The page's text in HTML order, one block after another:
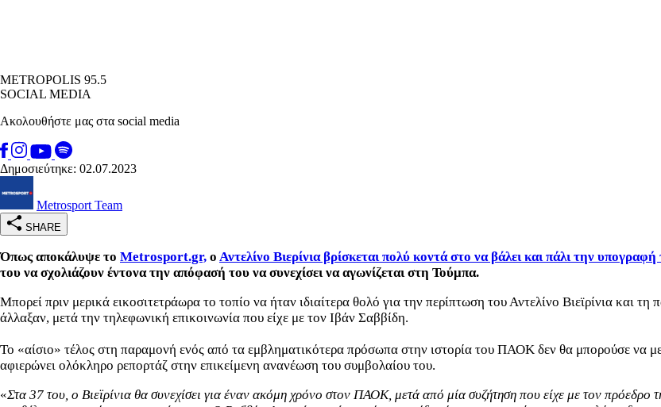
METROPOLIS 95.5
SOCIAL MEDIA
Ακολουθήστε μας στα social media
Δημοσιεύτηκε: 02.07.2023
Metrosport Team
SHARE
Όπως αποκάλυψε το Metrosport.gr, ο Αντελίνο Βιερίνια βρίσκεται πολύ κοντά στο να βάλει και πάλι την
του να σχολιάζουν έντονα την απόφασή του να συνεχίσει να αγωνίζεται στη Τούμπα.
Μπορεί πριν μερικά εικοσιτετράωρα το τοπίο να ήταν ιδιαίτερα θολό για την περίπτωση του Αντελίνο Βιεϊρίνια
άλλαξαν, μετά την τηλεφωνική επικοινωνία που είχε με τον Ιβάν Σαββίδη.
Το «αίσιο» τέλος στη παραμονή ενός από τα εμβληματικότερα πρόσωπα στην ιστορία του ΠΑΟΚ δεν θα μπορούσε να
αφιερώνει ολόκληρο ρεπορτάζ στην επικείμενη ανανέωση του συμβολαίου του.
«Στα 37 του, ο Βιεϊρίνια θα συνεχίσει για έναν ακόμη χρόνο στον ΠΑΟΚ, μετά από μία συζήτηση που είχε με τον πρόεδρο